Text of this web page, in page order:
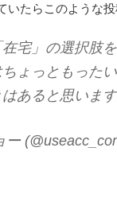
いたらこのような投
宅」の選択肢
ょっともった
あると思いま